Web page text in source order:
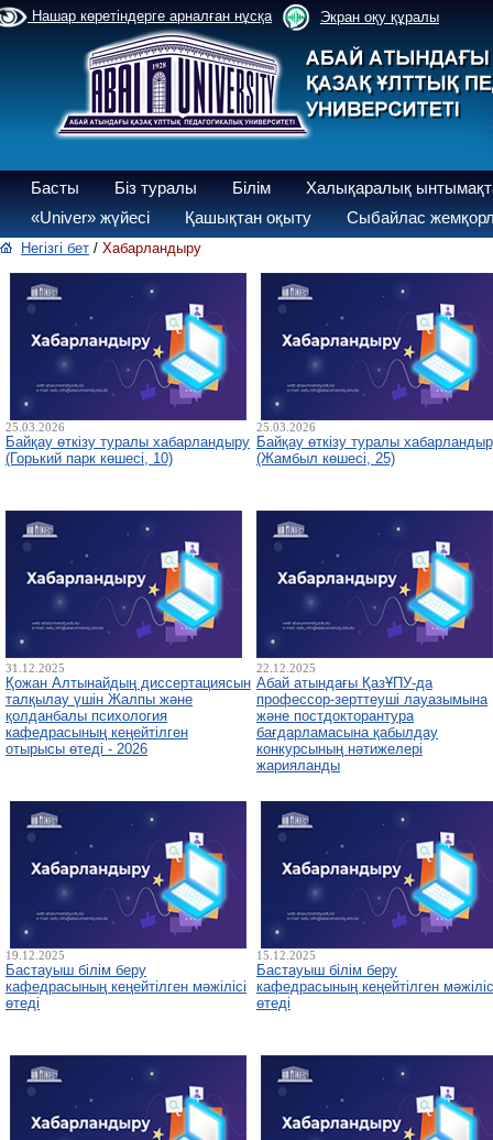
Нашар көретіндерге арналған нұсқа Экран оқу құралы
Басты Біз туралы Білім
Халықаралық
«Univer» жүйесі
Қашықтан оқыту Сыбайлас
Негізгі бет / Хабарландыру
25.03.2026
Байқау өткізу туралы хабарландыру
(Горький парк көшесі, 10)
25.03.2026
Байқау өткізу туралы
(Жамбыл көшесі, 25)
31.12.2025
Қожан Алтынайдың диссертациясын
талқылау үшін Жалпы және
қолданбалы психология
кафедрасының кеңейтілген
отырысы өтеді - 2026
22.12.2025
Абай атындағы ҚазҰПУ-да
профессор-зерттеуші лауазымына
және постдокторантура
бағдарламасына қабылдау
конкурсының нәтижелері
жарияланды
19.12.2025
Бастауыш білім беру
кафедрасының кеңейтілген мәжілісі
өтеді
15.12.2025
Бастауыш білім беру
кафедрасының кеңейтілген
өтеді